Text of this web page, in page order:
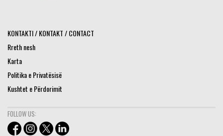
KONTAKTI / KONTAKT / CONTACT
Rreth nesh
Karta
Politika e Privatësisë
Kushtet e Përdorimit
FOLLOW US: